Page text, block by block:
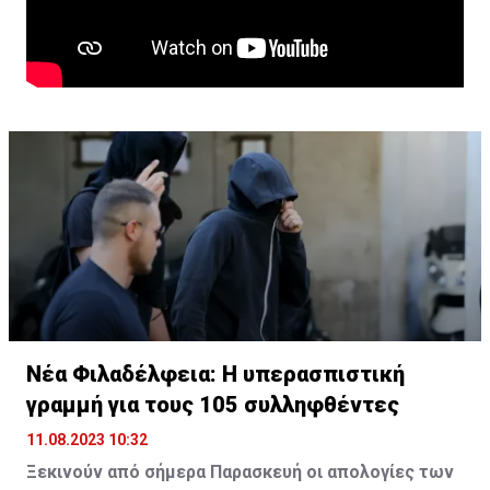
Νέα Φιλαδέλφεια: Η υπερασπιστική
γραμμή για τους 105 συλληφθέντες
11.08.2023 10:32
Ξεκινούν από σήμερα Παρασκευή οι απολογίες των